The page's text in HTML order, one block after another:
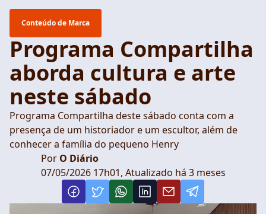
Conteúdo de Marca
Programa Compartilha
aborda cultura e arte
neste sábado
Programa Compartilha deste sábado conta com a
presença de um historiador e um escultor, além de
conhecer a família do pequeno Henry
PorO Diário
07/05/2026 17h01, Atualizado há 3 meses